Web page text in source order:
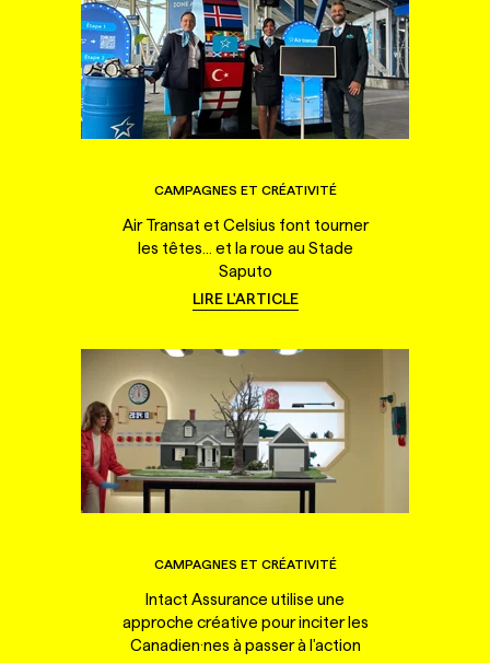
CAMPAGNES ET CRÉATIVITÉ
Air Transat et Celsius font tourner
les têtes... et la roue au Stade
Saputo
LIRE L'ARTICLE
CAMPAGNES ET CRÉATIVITÉ
Intact Assurance utilise une
approche créative pour inciter les
Canadien·nes à passer à l'action